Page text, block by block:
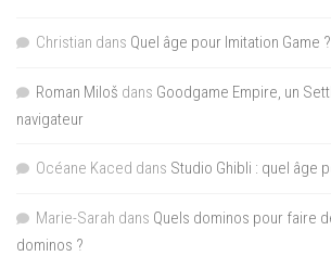
Christian dans Quel âge pour Imitation Game ?
Roman Miloš dans Goodgame Empire, un
navigateur
Océane Kaced dans Studio Ghibli : quel âge
Marie-Sarah dans Quels dominos pour faire
dominos ?